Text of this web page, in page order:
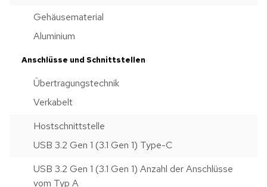
Gehäusematerial
Aluminium
Anschlüsse und Schnittstellen
Übertragungstechnik
Verkabelt
Hostschnittstelle
USB 3.2 Gen 1 (3.1 Gen 1) Type-C
USB 3.2 Gen 1 (3.1 Gen 1) Anzahl der Anschlüsse
vom Typ A